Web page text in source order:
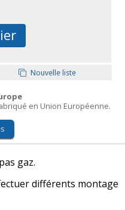
Nouvelle liste
en Union Européenne.
gaz.
différents montage